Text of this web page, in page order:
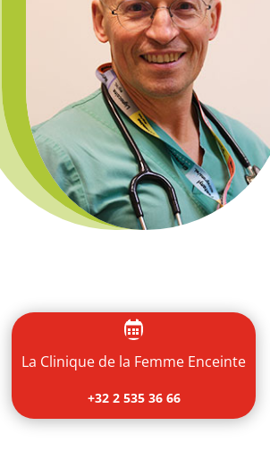

La Clinique de la Femme Enceinte
+32 2 535 36 66